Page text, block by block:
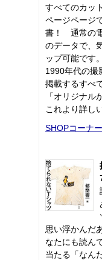
すべてのカッ
ページページ
書！ 通常の
のデータで、
ップ可能です。
1990年代の撮
掲載するすべ
「オリジナル
これより詳し
SHOPコーナ
思い浮かんだ
なたにも読ん
当たる「なん